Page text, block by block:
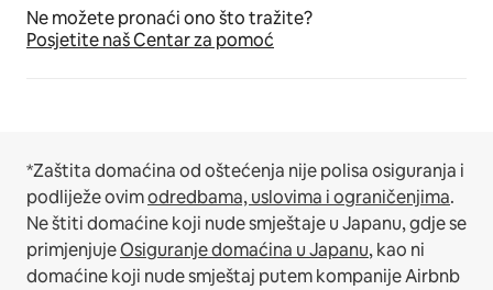
Ne možete pronaći ono što tražite?
Posjetite naš Centar za pomoć
*Zaštita domaćina od oštećenja nije polisa osiguranja i
podliježe ovimodredbama, uslovima i ograničenjima.
Ne štiti domaćine koji nude smještaje u Japanu, gdje se
primjenjujeOsiguranje domaćina u Japanu, kao ni
domaćine koji nude smještaj putem kompanije Airbnb